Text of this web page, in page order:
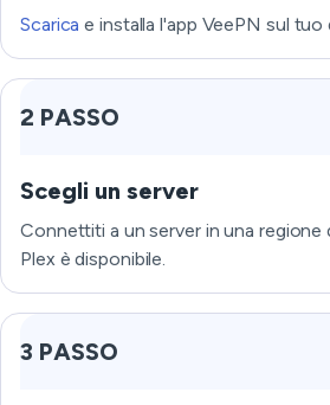
Scarica e installa l'app VeePN sul tuo
2 PASSO
Scegli un server
Connettiti a un server in una
Plex è disponibile.
3 PASSO